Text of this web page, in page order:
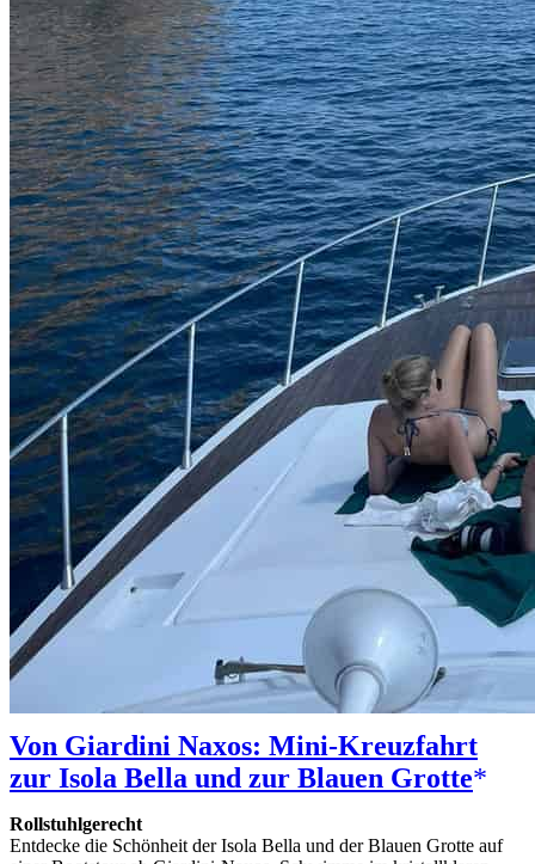
Golfo
di
Castellammare
Von Giardini Naxos: Mini-Kreuzfahrt
zur Isola Bella und zur Blauen Grotte
Rollstuhlgerecht
Entdecke die Schönheit der Isola Bella und der Blauen Grotte auf